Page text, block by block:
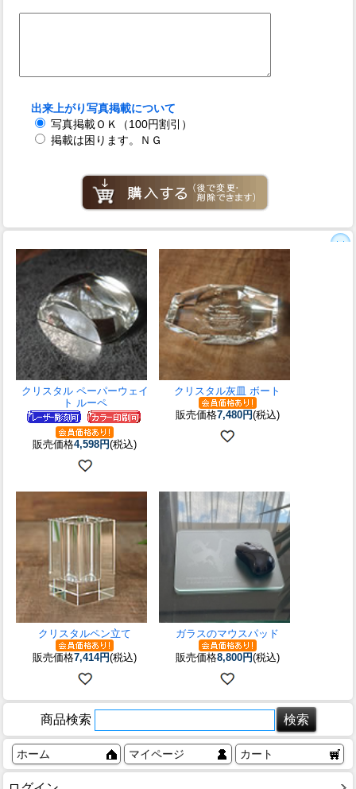
出来上がり写真掲載について
写真掲載ＯＫ（100円割引）
掲載は困ります。ＮＧ
クリスタル ペーパーウェイ
ト ルーペ
販売価格4,598円(税込)
クリスタル灰皿 ボート
販売価格7,480円(税込)
クリスタルペン立て
販売価格7,414円(税込)
ガラスのマウスパッド
販売価格8,800円(税込)
商品検索
ホーム マイページ カート